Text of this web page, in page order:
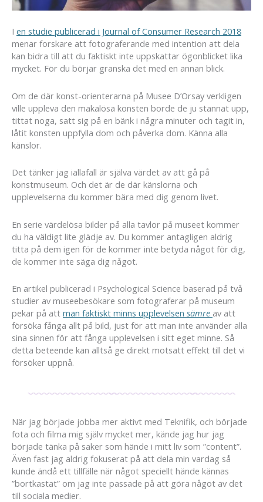
I en studie publicerad i Journal of Consumer Research 2018
menar forskare att fotograferande med intention att dela
kan bidra till att du faktiskt inte uppskattar ögonblicket lika
mycket. För du börjar granska det med en annan blick.
Om de där konst-orienterarna på Musee D’Orsay verkligen
ville uppleva den makalösa konsten borde de ju stannat upp,
tittat noga, satt sig på en bänk i några minuter och tagit in,
låtit konsten uppfylla dom och påverka dom. Känna alla
känslor.
Det tänker jag iallafall är själva värdet av att gå på
konstmuseum. Och det är de där känslorna och
upplevelserna du kommer bära med dig genom livet.
En serie värdelösa bilder på alla tavlor på museet kommer
du ha väldigt lite glädje av. Du kommer antagligen aldrig
titta på dem igen för de kommer inte betyda något för dig,
de kommer inte säga dig något.
En artikel publicerad i Psychological Science baserad på två
studier av museebesökare som fotograferar på museum
pekar på att man faktiskt minns upplevelsen sämre av att
försöka fånga allt på bild, just för att man inte använder alla
sina sinnen för att fånga upplevelsen i sitt eget minne. Så
detta beteende kan alltså ge direkt motsatt effekt till det vi
försöker uppnå.
När jag började jobba mer aktivt med Teknifik, och började
fota och filma mig själv mycket mer, kände jag hur jag
började tänka på saker som hände i mitt liv som ”content”.
Även fast jag aldrig fokuserat på att dela min vardag så
kunde ändå ett tillfälle när något speciellt hände kännas
”bortkastat” om jag inte passade på att göra något av det
till sociala medier.